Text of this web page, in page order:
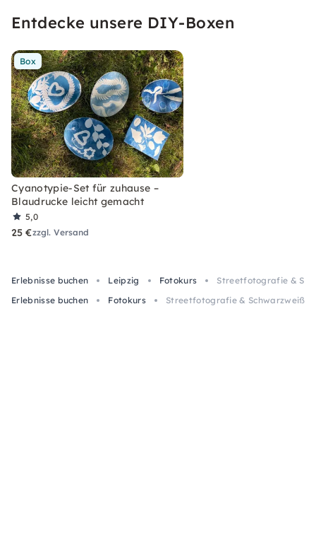
Entdecke unsere DIY-Boxen
Box
Cyanotypie-Set für zuhause –
Blaudrucke leicht gemacht
5,0
25 €zzgl. Versand
Erlebnisse buchen Leipzig Fotokurs
Streetfotografie &
Erlebnisse buchen
Fotokurs Streetfotografie & Schwarzweiß-